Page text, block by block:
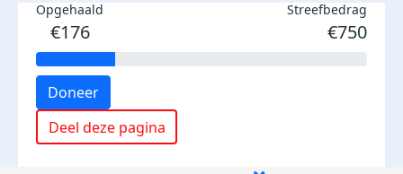
Opgehaald
€176
Streefbedrag
€750
Doneer
Deel deze pagina